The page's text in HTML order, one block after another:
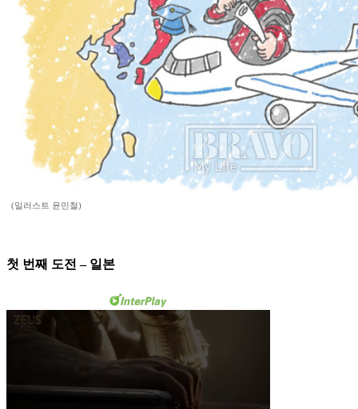
(일러스트 윤민철)
첫 번째 도전 – 일본